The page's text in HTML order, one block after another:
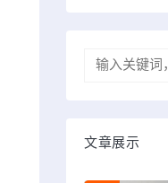
文章展示